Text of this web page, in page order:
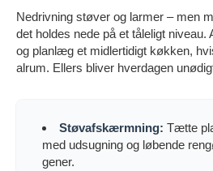
Nedrivning støver og larmer – men
det holdes nede på et tåleligt
og planlæg et midlertidigt køkken,
alrum. Ellers bliver hverdagen
Støvafskærmning: Tætte
med udsugning og løbende
gener.